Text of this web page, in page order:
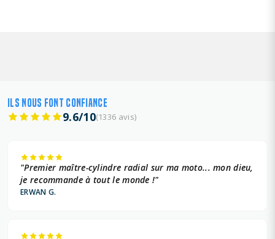
ILS NOUS FONT CONFIANCE
9.6/10(1336 avis)
"Premier maître-cylindre radial sur ma moto... mon dieu,
je recommande à tout le monde !"
ERWAN G.